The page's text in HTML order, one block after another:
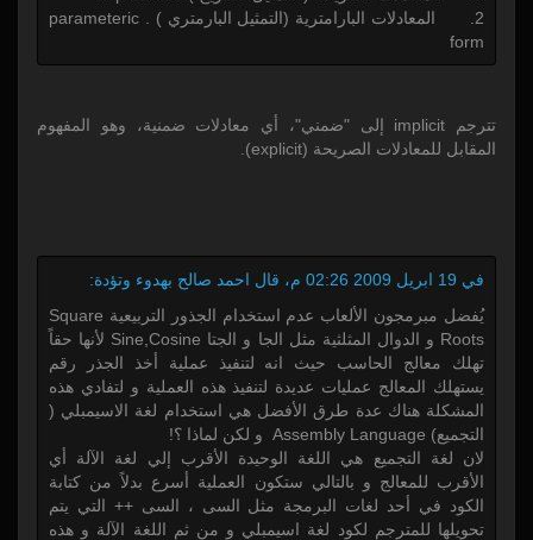
2. المعادلات البارامترية (التمثيل البارمتري ) . parameteric
form
تترجم implicit إلى "ضمني"، أي معادلات ضمنية، وهو المفهوم
المقابل للمعادلات الصريحة (explicit).
في 19 ابريل 2009 02:26 م، قال احمد صالح بهدوء وتؤدة:
يُفضل مبرمجون الألعاب عدم استخدام الجذور التربيعية Square
Roots و الدوال المثلثية مثل الجا و الجتا Sine,Cosine لأنها حقاً
تهلك معالج الحاسب حيث انه لتنفيذ عملية أخذ الجذر رقم
يستهلك المعالج عمليات عديدة لتنفيذ هذه العملية و لتفادي هذه
المشكلة هناك عدة طرق الأفضل هي استخدام لغة الاسيمبلي (
التجميع) Assembly Language و لكن لماذا ؟!
لان لغة التجميع هي اللغة الوحيدة الأقرب إلي لغة الآلة أي
الأقرب للمعالج و بالتالي ستكون العملية أسرع بدلاً من كتابة
الكود في أحد لغات البرمجة مثل السى ، السى ++ التي يتم
تحويلها للمترجم لكود لغة اسيمبلي و من ثم اللغة الآلة و هذه